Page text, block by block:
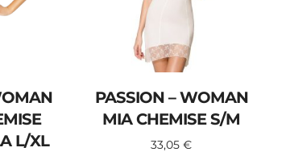
L/XL
PASSION – WOMAN
MIA CHEMISE S/M
33,05€